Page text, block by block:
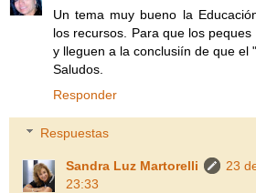
Un tema muy bueno la
los recursos. Para que los
y lleguen a la conclusiín de que el
Saludos.
Responder
Respuestas
Sandra Luz Martorelli
23
23:33